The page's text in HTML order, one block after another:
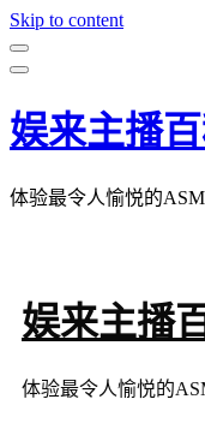
Skip to content
娱来主播
体验最令人愉悦的
娱来主播
体验最令人愉悦的